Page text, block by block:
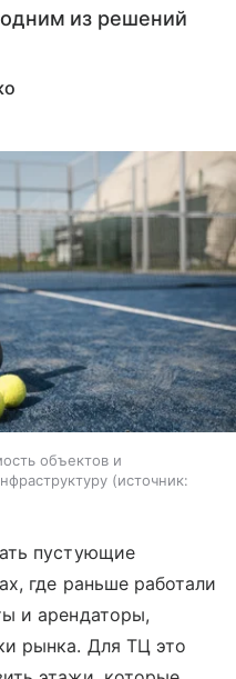
из решений
объектов и
источник:
пустующие
где раньше работали
и арендаторы,
рынка. Для ТЦ это